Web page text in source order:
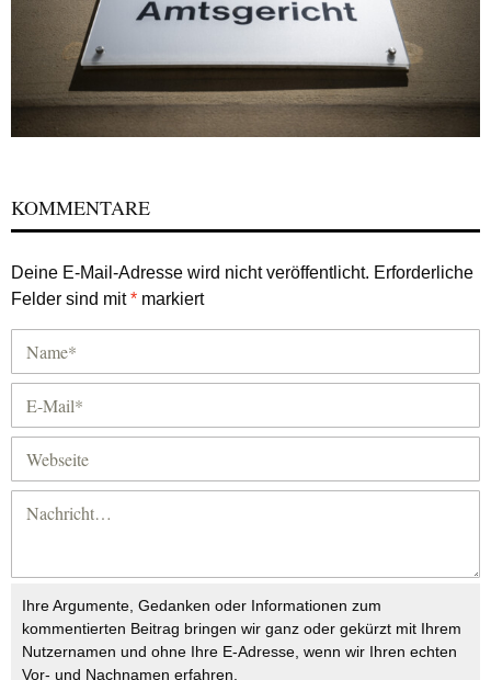
KOMMENTARE
Deine E-Mail-Adresse wird nicht veröffentlicht. Erforderliche
Felder sind mit* markiert
Ihre Argumente, Gedanken oder Informationen zum
kommentierten Beitrag bringen wir ganz oder gekürzt mit Ihrem
Nutzernamen und ohne Ihre E-Adresse, wenn wir Ihren echten
Vor- und Nachnamen erfahren.